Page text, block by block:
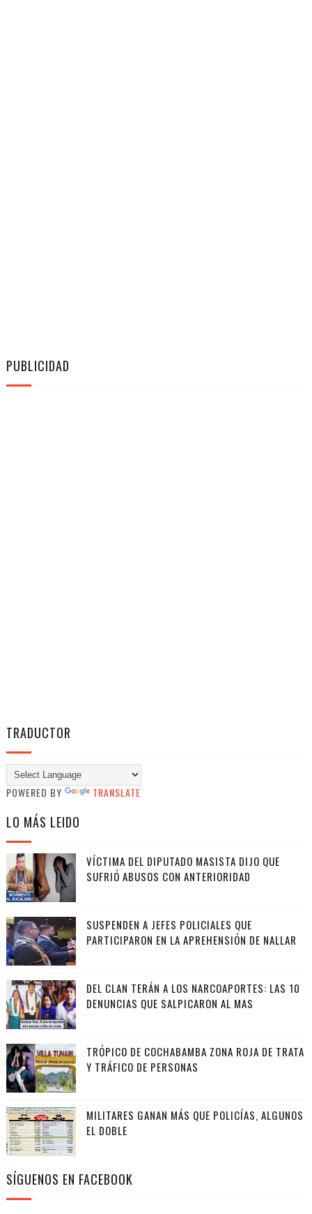
PUBLICIDAD
TRADUCTOR
POWERED BY TRANSLATE
LO MÁS LEIDO
VÍCTIMA DEL DIPUTADO MASISTA DIJO QUE
SUFRIÓ ABUSOS CON ANTERIORIDAD
SUSPENDEN A JEFES POLICIALES QUE
PARTICIPARON EN LA APREHENSIÓN DE NALLAR
DEL CLAN TERÁN A LOS NARCOAPORTES: LAS 10
DENUNCIAS QUE SALPICARON AL MAS
TRÓPICO DE COCHABAMBA ZONA ROJA DE TRATA
Y TRÁFICO DE PERSONAS
MILITARES GANAN MÁS QUE POLICÍAS, ALGUNOS
EL DOBLE
SÍGUENOS EN FACEBOOK